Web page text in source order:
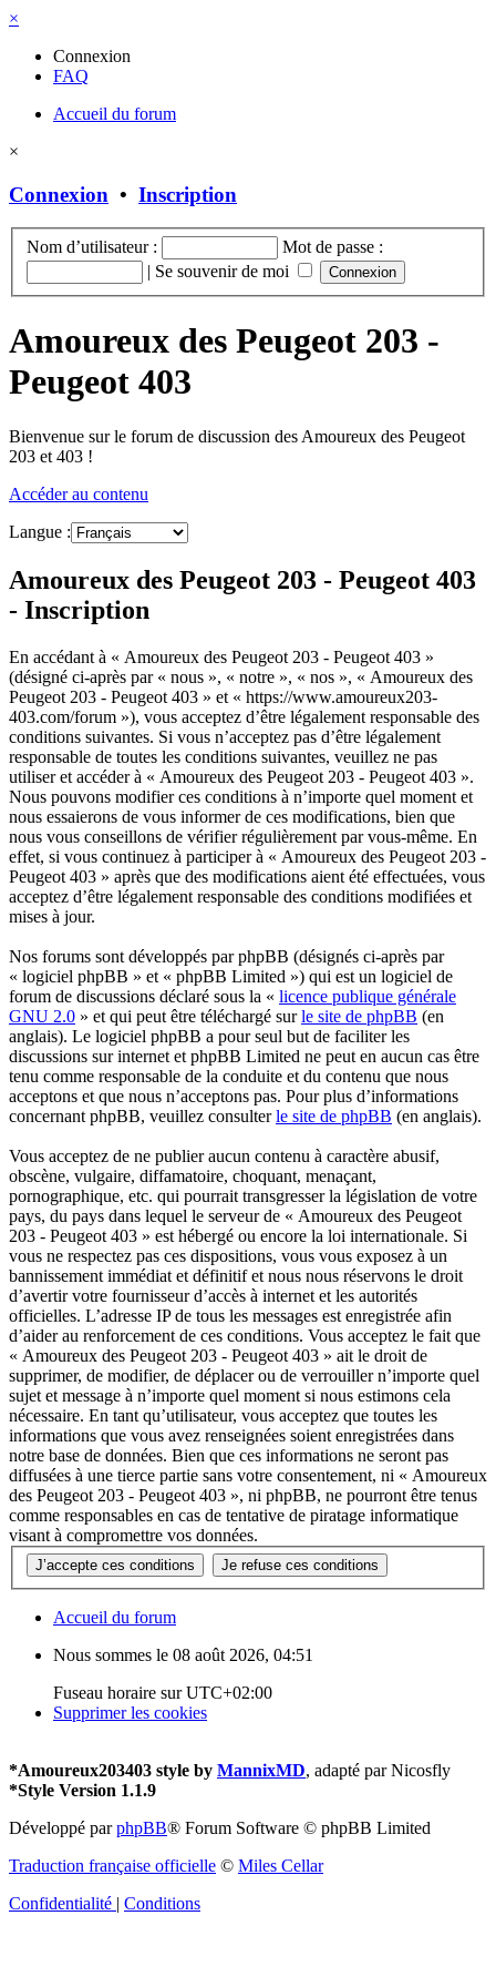
×
Connexion
FAQ
Accueil du forum
×
Connexion • Inscription
Nom d’utilisateur :
Mot de passe :
| Se souvenir de moi
Amoureux des Peugeot 203 -
Peugeot 403
Bienvenue sur le forum de discussion des Amoureux des Peugeot
203 et 403 !
Accéder au contenu
Langue :
Amoureux des Peugeot 203 - Peugeot 403
- Inscription
En accédant à « Amoureux des Peugeot 203 - Peugeot 403 »
(désigné ci-après par « nous », « notre », « nos », « Amoureux des
Peugeot 203 - Peugeot 403 » et « https://www.amoureux203-
403.com/forum »), vous acceptez d’être légalement responsable des
conditions suivantes. Si vous n’acceptez pas d’être légalement
responsable de toutes les conditions suivantes, veuillez ne pas
utiliser et accéder à « Amoureux des Peugeot 203 - Peugeot 403 ».
Nous pouvons modifier ces conditions à n’importe quel moment et
nous essaierons de vous informer de ces modifications, bien que
nous vous conseillons de vérifier régulièrement par vous-même. En
effet, si vous continuez à participer à « Amoureux des Peugeot 203 -
Peugeot 403 » après que des modifications aient été effectuées, vous
acceptez d’être légalement responsable des conditions modifiées et
mises à jour.
Nos forums sont développés par phpBB (désignés ci-après par
« logiciel phpBB » et « phpBB Limited ») qui est un logiciel de
forum de discussions déclaré sous la « licence publique générale
GNU 2.0 » et qui peut être téléchargé surle site de phpBB (en
anglais). Le logiciel phpBB a pour seul but de faciliter les
discussions sur internet et phpBB Limited ne peut en aucun cas être
tenu comme responsable de la conduite et du contenu que nous
acceptons et que nous n’acceptons pas. Pour plus d’informations
concernant phpBB, veuillez consulterle site de phpBB (en anglais).
Vous acceptez de ne publier aucun contenu à caractère abusif,
obscène, vulgaire, diffamatoire, choquant, menaçant,
pornographique, etc. qui pourrait transgresser la législation de votre
pays, du pays dans lequel le serveur de « Amoureux des Peugeot
203 - Peugeot 403 » est hébergé ou encore la loi internationale. Si
vous ne respectez pas ces dispositions, vous vous exposez à un
bannissement immédiat et définitif et nous nous réservons le droit
d’avertir votre fournisseur d’accès à internet et les autorités
officielles. L’adresse IP de tous les messages est enregistrée afin
d’aider au renforcement de ces conditions. Vous acceptez le fait que
« Amoureux des Peugeot 203 - Peugeot 403 » ait le droit de
supprimer, de modifier, de déplacer ou de verrouiller n’importe quel
sujet et message à n’importe quel moment si nous estimons cela
nécessaire. En tant qu’utilisateur, vous acceptez que toutes les
informations que vous avez renseignées soient enregistrées dans
notre base de données. Bien que ces informations ne seront pas
diffusées à une tierce partie sans votre consentement, ni « Amoureux
des Peugeot 203 - Peugeot 403 », ni phpBB, ne pourront être tenus
comme responsables en cas de tentative de piratage informatique
visant à compromettre vos données.
Accueil du forum
Nous sommes le 08 août 2026, 04:51
Fuseau horaire surUTC+02:00
Supprimer les cookies
*Amoureux203403 style by MannixMD, adapté par Nicosfly
*Style Version 1.1.9
Développé parphpBB® Forum Software © phpBB Limited
Traduction française officielle © Miles Cellar
Confidentialité | Conditions